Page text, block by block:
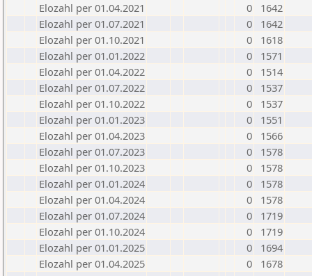
Elozahl per 01.04.2021
0
1642
Elozahl per 01.07.2021
0
1642
Elozahl per 01.10.2021
0
1618
Elozahl per 01.01.2022
0
1571
Elozahl per 01.04.2022
0
1514
Elozahl per 01.07.2022
0
1537
Elozahl per 01.10.2022
0
1537
Elozahl per 01.01.2023
0
1551
Elozahl per 01.04.2023
0
1566
Elozahl per 01.07.2023
0
1578
Elozahl per 01.10.2023
0
1578
Elozahl per 01.01.2024
0
1578
Elozahl per 01.04.2024
0
1578
Elozahl per 01.07.2024
0
1719
Elozahl per 01.10.2024
0
1719
Elozahl per 01.01.2025
0
1694
Elozahl per 01.04.2025
0
1678